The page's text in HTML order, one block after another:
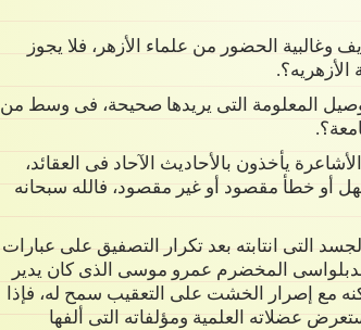
الحضور من علماء الأزهر، فلا يجوز
المعلومة التى يريدها صحيحة، فى وسط من
يأخذون بالأحاديث الآحاد فى العقائد،
أو خطأ مقصود أو غير مقصود، فالله سبحانه
التى انتابته بعد تكرار التصفيق على عبارات
الدبلواسى المخضرم عمرو موسى الذى كان يدير
مع إصرار الخشت على التعقيب سمح له، فإذا
عضلاته العلمية ومؤلفاته التى ألفها